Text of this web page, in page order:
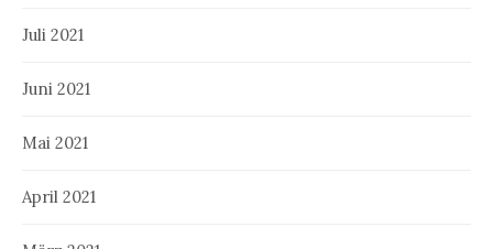
Juli 2021
Juni 2021
Mai 2021
April 2021